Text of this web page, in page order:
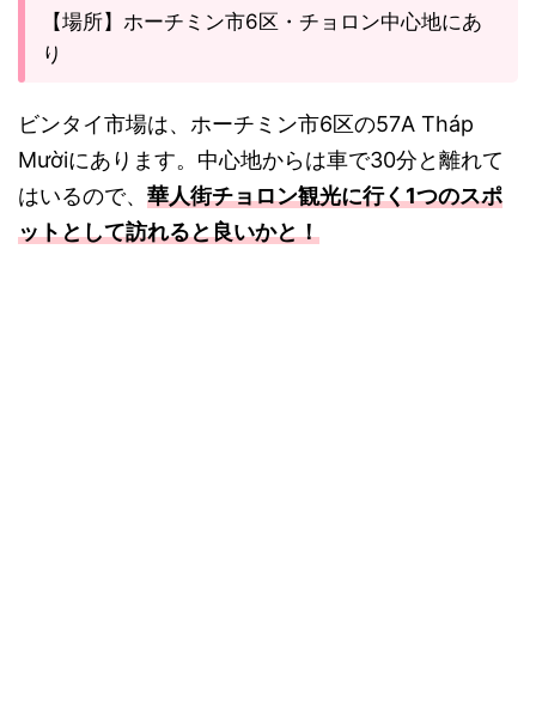
【場所】ホーチミン市6区・チョロン中心地にあ
り
ビンタイ市場は、ホーチミン市6区の57A Tháp
Mườiにあります。中心地からは車で30分と離れて
はいるので、 華人街チョロン観光に行く1つのスポ
ットとして訪れると良いかと！